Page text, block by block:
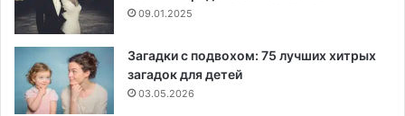
09.01.2025
Загадки с подвохом: 75 лучших хитрых
загадок для детей
03.05.2026